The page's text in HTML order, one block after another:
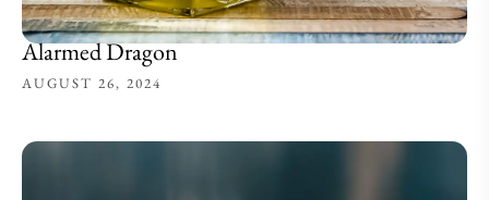
Alarmed Dragon
AUGUST 26, 2024